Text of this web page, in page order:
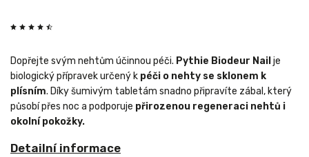
Dopřejte svým nehtům účinnou péči. Pythie Biodeur Nail je
biologický přípravek určený k péči o nehty se sklonem k
plísním. Díky šumivým tabletám snadno připravíte zábal, který
působí přes noc a podporuje přirozenou regeneraci nehtů i
okolní pokožky.
Detailní informace